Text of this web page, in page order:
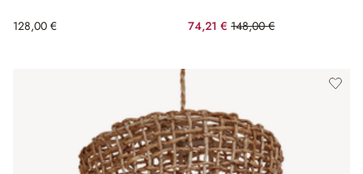
128,00 € 74,21 € 148,00 €
(49.86%spared)